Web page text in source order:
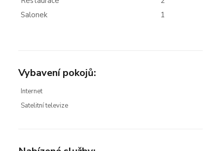
Salonek
1
Vybavení pokojů:
Internet
Satelitní televize